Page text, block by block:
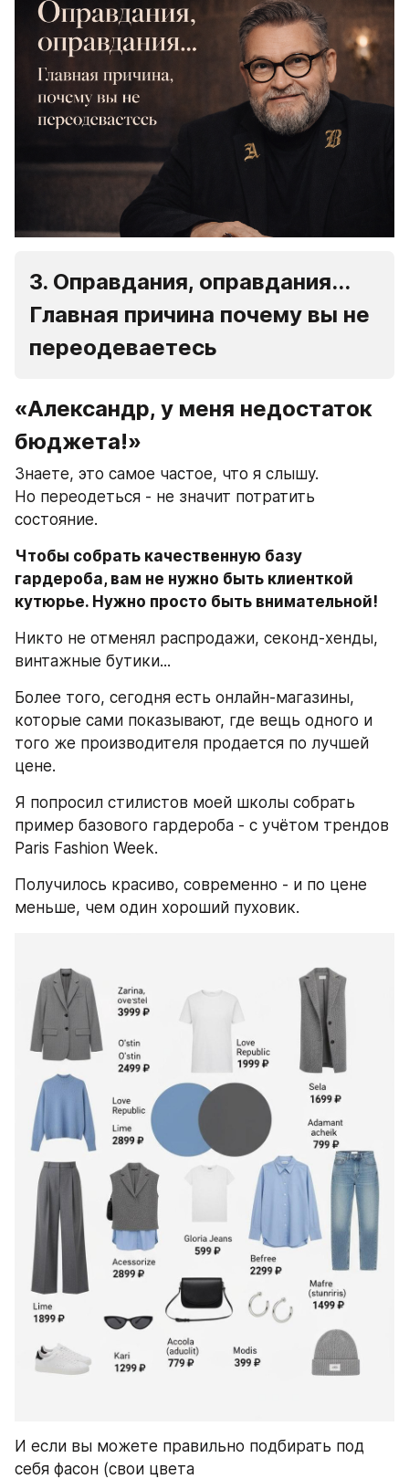
3. Оправдания, оправдания...
Главная причина почему вы не
переодеваетесь
«Александр, у меня недостаток
бюджета!»
Знаете, это самое частое, что я слышу.
Но переодеться - не значит потратить
состояние.
Чтобы собрать качественную базу
гардероба, вам не нужно быть клиенткой
кутюрье. Нужно просто быть внимательной!
Никто не отменял распродажи, секонд-хенды,
винтажные бутики...
Более того, сегодня есть онлайн-магазины,
которые сами показывают, где вещь одного и
того же производителя продается по лучшей
цене.
Я попросил стилистов моей школы собрать
пример базового гардероба - с учётом трендов
Paris Fashion Week.
Получилось красиво, современно - и по цене
меньше, чем один хороший пуховик.
И если вы можете правильно подбирать под
себя фасон (свои цвета